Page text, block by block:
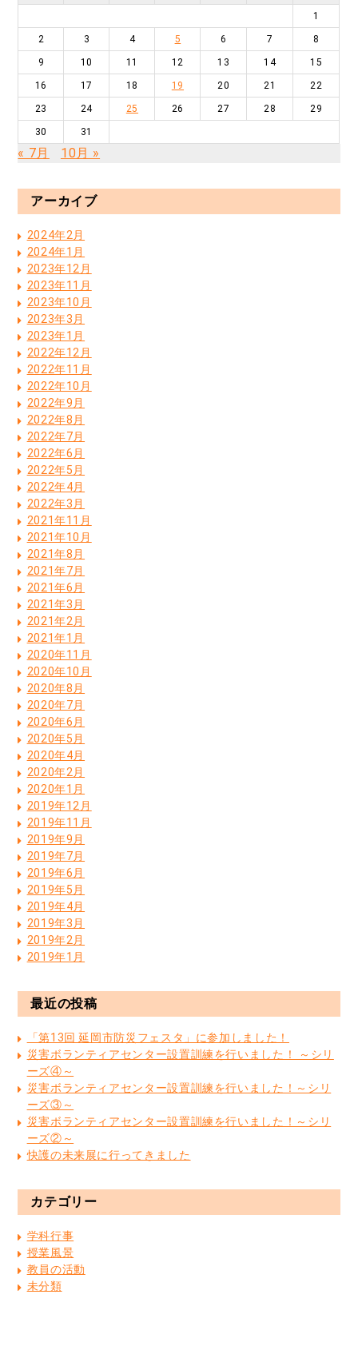
1
2 3 4 5 6 7 8
9 10 11 12 13 14 15
16 17 18 19 20 21 22
23 24 25 26 27 28 29
30 31
« 7月 10月 »
アーカイブ
2024年2月
2024年1月
2023年12月
2023年11月
2023年10月
2023年3月
2023年1月
2022年12月
2022年11月
2022年10月
2022年9月
2022年8月
2022年7月
2022年6月
2022年5月
2022年4月
2022年3月
2021年11月
2021年10月
2021年8月
2021年7月
2021年6月
2021年3月
2021年2月
2021年1月
2020年11月
2020年10月
2020年8月
2020年7月
2020年6月
2020年5月
2020年4月
2020年2月
2020年1月
2019年12月
2019年11月
2019年9月
2019年7月
2019年6月
2019年5月
2019年4月
2019年3月
2019年2月
2019年1月
最近の投稿
「第13回 延岡市防災フェスタ」に参加しました！
災害ボランティアセンター設置訓練を行いました！ ～シリ
ーズ④～
災害ボランティアセンター設置訓練を行いました！～シリ
ーズ③～
災害ボランティアセンター設置訓練を行いました！～シリ
ーズ②～
快護の未来展に行ってきました
カテゴリー
学科行事
授業風景
教員の活動
未分類